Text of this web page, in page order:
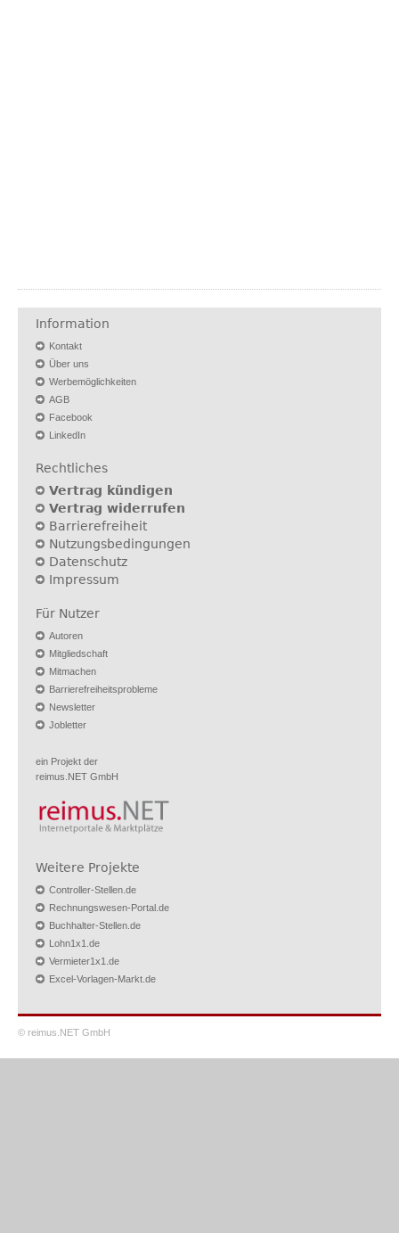
Information
Kontakt
Über uns
Werbemöglichkeiten
AGB
Facebook
LinkedIn
Rechtliches
Vertrag kündigen
Vertrag widerrufen
Barrierefreiheit
Nutzungsbedingungen
Datenschutz
Impressum
Für Nutzer
Autoren
Mitgliedschaft
Mitmachen
Barrierefreiheitsprobleme
Newsletter
Jobletter
ein Projekt der
reimus.NET GmbH
Weitere Projekte
Controller-Stellen.de
Rechnungswesen-Portal.de
Buchhalter-Stellen.de
Lohn1x1.de
Vermieter1x1.de
Excel-Vorlagen-Markt.de
© reimus.NET GmbH